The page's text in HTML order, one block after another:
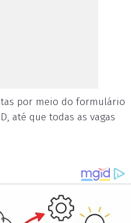
por meio do formulário
até que todas as vagas